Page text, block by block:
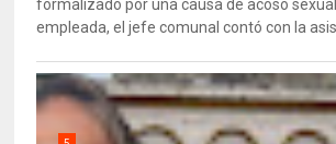
formalizado por una causa de acoso
empleada, el jefe comunal contó con la